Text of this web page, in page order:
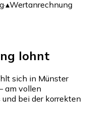
·▴Wertanrechnung
lohnt
sich in Münster
am vollen
bei der korrekten